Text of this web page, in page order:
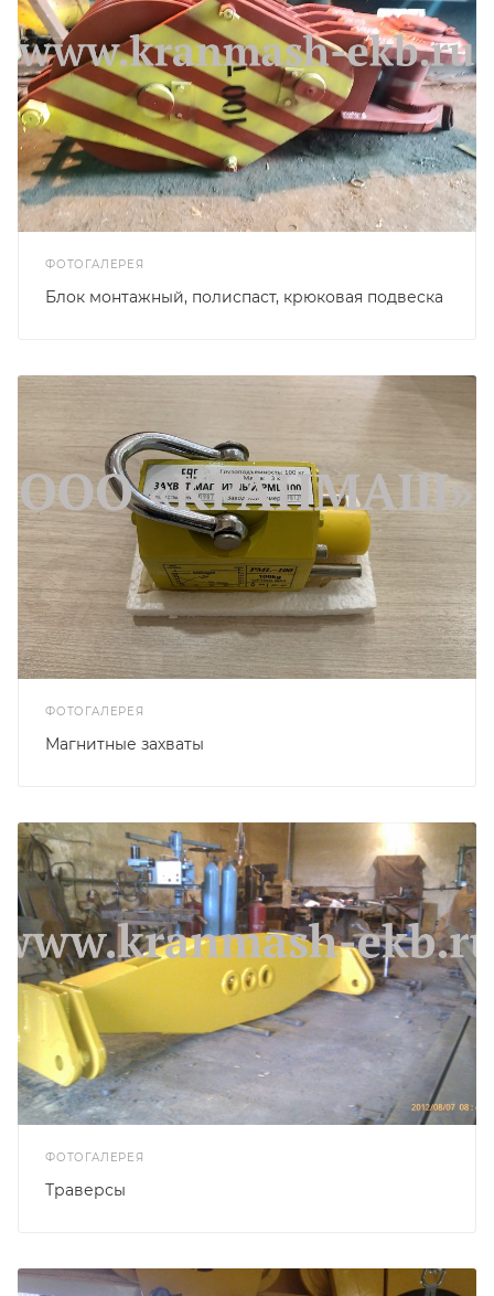
ФОТОГАЛЕРЕЯ
Блок монтажный, полиспаст, крюковая подвеска
ФОТОГАЛЕРЕЯ
Магнитные захваты
ФОТОГАЛЕРЕЯ
Траверсы